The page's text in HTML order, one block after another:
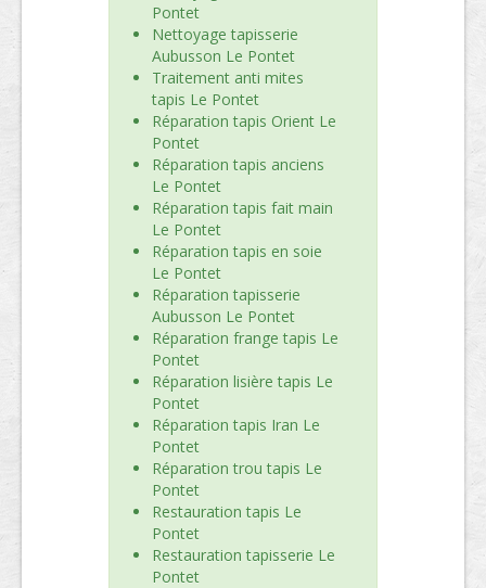
Pontet
Nettoyage tapisserie
Aubusson Le Pontet
Traitement anti mites
tapis Le Pontet
Réparation tapis Orient Le
Pontet
Réparation tapis anciens
Le Pontet
Réparation tapis fait main
Le Pontet
Réparation tapis en soie
Le Pontet
Réparation tapisserie
Aubusson Le Pontet
Réparation frange tapis Le
Pontet
Réparation lisière tapis Le
Pontet
Réparation tapis Iran Le
Pontet
Réparation trou tapis Le
Pontet
Restauration tapis Le
Pontet
Restauration tapisserie Le
Pontet